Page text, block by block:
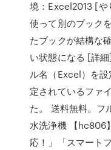
境：Excel2013 [や
使って別のブック
たブックが結構な
い状態になる [詳
ル名（Excel）を
定されているファ
た。 送料無料。フ
水洗浄機 【hc806
応！」「スマート